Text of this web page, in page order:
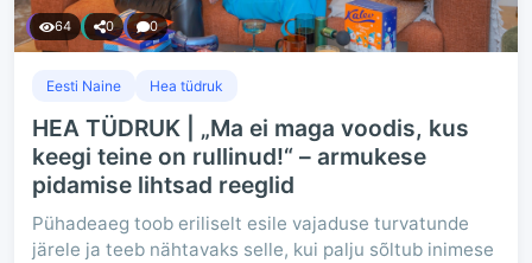
64 0 0
Eesti Naine Hea tüdruk
HEA TÜDRUK | „Ma ei maga voodis, kus
keegi teine on rullinud!“ – armukese
pidamise lihtsad reeglid
Pühadeaeg toob eriliselt esile vajaduse turvatunde
järele ja teeb nähtavaks selle, kui palju sõltub inimese